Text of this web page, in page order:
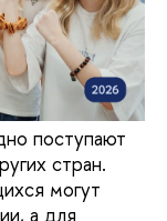
поступают
стран.
могут
а для